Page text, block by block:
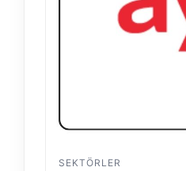
SEKTÖRLER